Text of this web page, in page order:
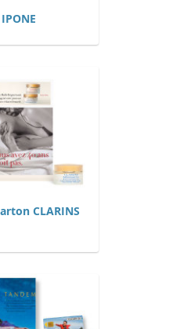
CLARINS